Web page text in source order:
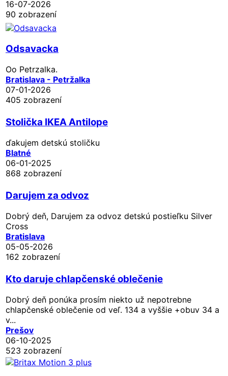
16-07-2026
90 zobrazení
Odsavacka
Oo Petrzalka.
Bratislava - Petržalka
07-01-2026
405 zobrazení
Stolička IKEA Antilope
ďakujem detskú stoličku
Blatné
06-01-2025
868 zobrazení
Darujem za odvoz
Dobrý deň, Darujem za odvoz detskú postieľku Silver
Cross
Bratislava
05-05-2026
162 zobrazení
Kto daruje chlapčenské oblečenie
Dobrý deň ponúka prosím niekto už nepotrebne
chlapčenské oblečenie od veľ. 134 a vyššie +obuv 34 a
v...
Prešov
06-10-2025
523 zobrazení